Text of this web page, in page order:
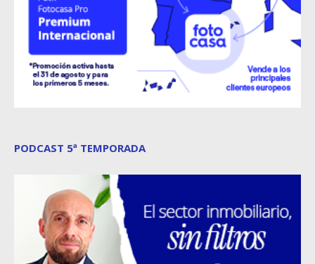
PODCAST 5ª TEMPORADA